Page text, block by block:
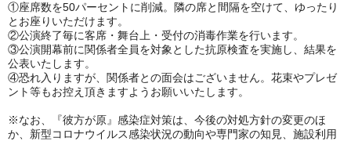
①座席数を50パーセントに削減。隣の席と間隔を空けて、ゆったり
とお座りいただけます。
②公演終了毎に客席・舞台上・受付の消毒作業を行います。
③公演開幕前に関係者全員を対象とした抗原検査を実施し、結果を
公表いたします。
④恐れ入りますが、関係者との面会はございません。花束やプレゼ
ント等もお控え頂きますようお願いいたします。
※なお、『彼方が原』感染症対策は、今後の対処方針の変更のほ
か、新型コロナウイルス感染状況の動向や専門家の知見、施設利用